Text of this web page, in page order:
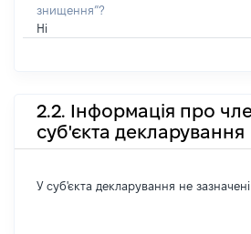
знищення”?
Ні
2.2. Інформація про
суб'єкта декларування
У суб'єкта декларування не зазначені